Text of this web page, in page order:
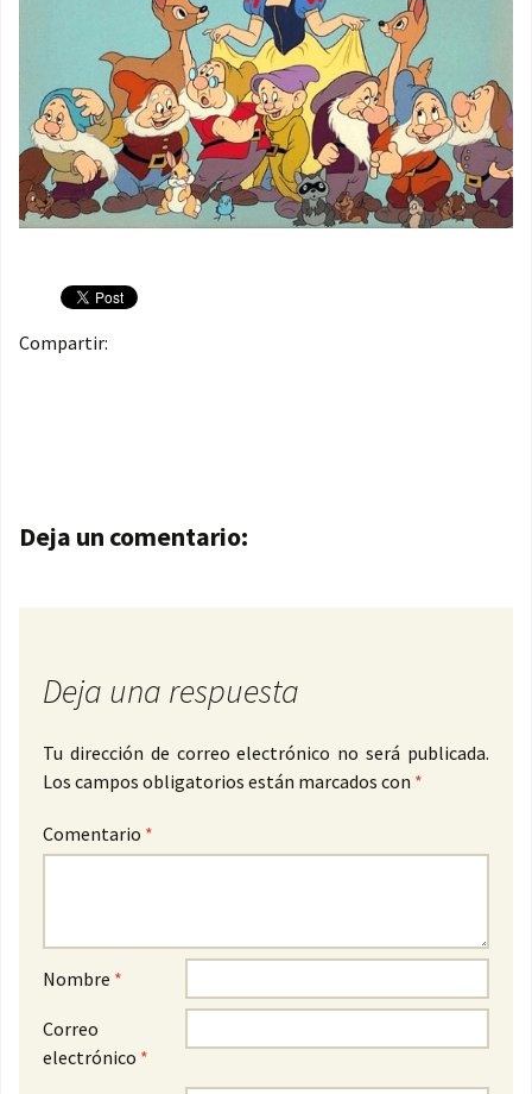
Compartir:
Navegación de entradas
Deja un comentario:
Deja una respuesta
Tu dirección de correo electrónico no será publicada.
Los campos obligatorios están marcados con *
Comentario *
Nombre *
Correo
electrónico *